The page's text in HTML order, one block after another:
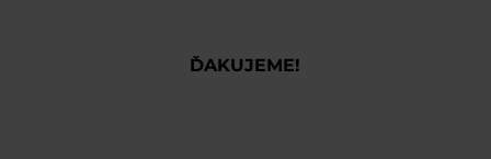
ĎAKUJEME!